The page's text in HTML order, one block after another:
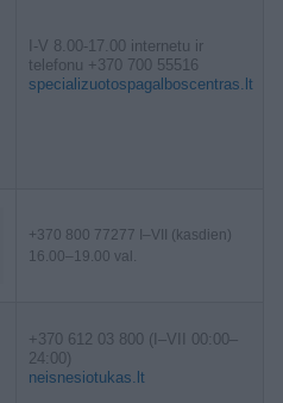
I-V 8.00-17.00 internetu ir
telefonu +370 700 55516
specializuotospagalboscentras.lt
+370 800 77277 I–VII (kasdien)
16.00–19.00 val.
+370 612 03 800 (I–VII 00:00–
24:00)
neisnesiotukas.lt